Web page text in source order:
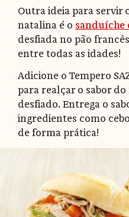
Outra ideia para servir
natalina é o sanduíche
desfiada no pão
entre todas as idades!
Adicione o Tempero
para realçar o sabor
desfiado. Entrega o
ingredientes como
de forma prática!